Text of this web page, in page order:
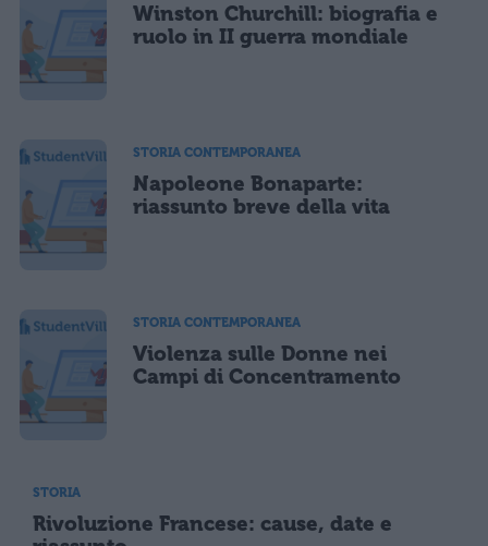
Winston Churchill: biografia e
ruolo in II guerra mondiale
STORIA CONTEMPORANEA
Napoleone Bonaparte:
riassunto breve della vita
STORIA CONTEMPORANEA
Violenza sulle Donne nei
Campi di Concentramento
STORIA
Rivoluzione Francese: cause, date e